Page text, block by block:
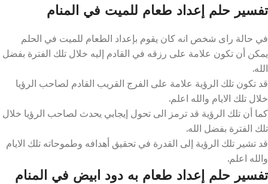
تفسير حلم إعداد طعام للميت في المنام
في حالة راى شخص انه كان يقوم بإعداد الطعام للميت في الحلم
يمكن أن تكون علامة على رزقه في القادم إليه خلال تلك الفترة بفضل
الله.
قد تكون تلك الرؤية علامة على الفرج القريب القادم لصاحب الرؤيا
خلال تلك الايام والله اعلم.
كما أن تلك الرؤية قد ترمز الى تحول إيجابي يحدث لصاحب الرؤيا خلال
تلك الفترة بفضل الله.
قد تشير تلك الرؤية إلى القدرة في تحقيق أهدافه وطموحاته تلك الايام
والله اعلم.
تفسير حلم إعداد طعام به دود ابيض في المنام